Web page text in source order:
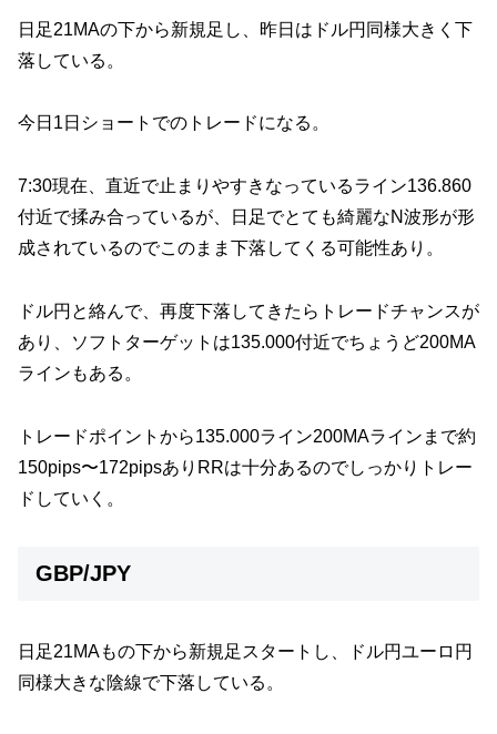
日足21MAの下から新規足し、昨日はドル円同様大きく下
落している。
今日1日ショートでのトレードになる。
7:30現在、直近で止まりやすきなっているライン136.860
付近で揉み合っているが、日足でとても綺麗なN波形が形
成されているのでこのまま下落してくる可能性あり。
ドル円と絡んで、再度下落してきたらトレードチャンスが
あり、ソフトターゲットは135.000付近でちょうど200MA
ラインもある。
トレードポイントから135.000ライン200MAラインまで約
150pips〜172pipsありRRは十分あるのでしっかりトレー
ドしていく。
GBP/JPY
日足21MAもの下から新規足スタートし、ドル円ユーロ円
同様大きな陰線で下落している。